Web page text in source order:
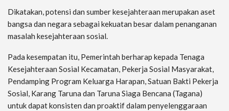
Dikatakan, potensi dan sumber kesejahteraan merupakan aset
bangsa dan negara sebagai kekuatan besar dalam penanganan
masalah kesejahteraan sosial.
Pada kesempatan itu, Pemerintah berharap kepada Tenaga
Kesejahteraan Sosial Kecamatan, Pekerja Sosial Masyarakat,
Pendamping Program Keluarga Harapan, Satuan Bakti Pekerja
Sosial, Karang Taruna dan Taruna Siaga Bencana (Tagana)
untuk dapat konsisten dan proaktif dalam penyelenggaraan